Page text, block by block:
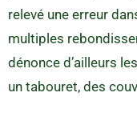
relevé une erreur
multiples
dénonce d’ailleurs
un tabouret, des